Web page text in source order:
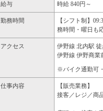
給与 時給 840円～
勤務時間
【シフト制】
務時間・曜日も
アクセス
伊野線 北内駅
伊野線 伊野商業
※バイク通勤可
仕事内容
【販売業務】
接客／レジ／商